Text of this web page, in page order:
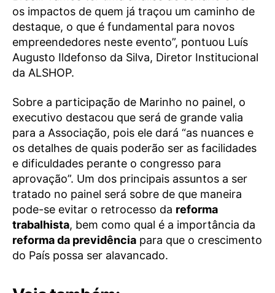
os impactos de quem já traçou um caminho de
destaque, o que é fundamental para novos
empreendedores neste evento”, pontuou Luís
Augusto Ildefonso da Silva, Diretor Institucional
da ALSHOP.
Sobre a participação de Marinho no painel, o
executivo destacou que será de grande valia
para a Associação, pois ele dará “as nuances e
os detalhes de quais poderão ser as facilidades
e dificuldades perante o congresso para
aprovação”. Um dos principais assuntos a ser
tratado no painel será sobre de que maneira
pode-se evitar o retrocesso da reforma
trabalhista, bem como qual é a importância da
reforma da previdência para que o crescimento
do País possa ser alavancado.